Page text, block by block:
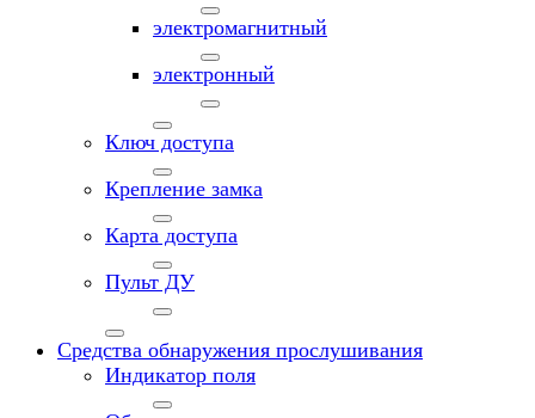
электромагнитный
электронный
Ключ доступа
Крепление замка
Карта доступа
Пульт ДУ
Средства обнаружения прослушивания
Индикатор поля